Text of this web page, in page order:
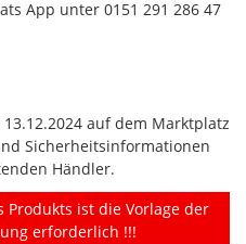
App unter 0151 291 286 47
auf dem Marktplatz
Sicherheitsinformationen
Händler.
Produkts ist die Vorlage der
erforderlich !!!